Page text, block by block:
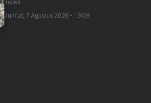
inews
Jum'at, 7 Agustus 2026 - 19:09